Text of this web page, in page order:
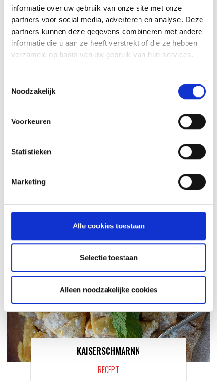
informatie over uw gebruik van onze site met onze
partners voor social media, adverteren en analyse. Deze
partners kunnen deze gegevens combineren met andere
informatie die u aan ze heeft verstrekt of die ze hebben
verzameld op basis van uw gebruik van hun services.
Noodzakelijk
Voorkeuren
Statistieken
Marketing
Alle cookies toestaan
Selectie toestaan
Alleen noodzakelijke cookies
snijprestaties
Handvat:Ergonomisch Handvat van luxe pakkahout
Slijpwijze:Japanse Slijpwijze in een hoek van 12-14 graden voor
precisie snijden
Harding:Gehard met Vloeibare Stikstof voor extra duurzaamheid
en scherpte
Certificering:
INSPIRATIE
VAN ONZE GRILL MASTERS
MEER INFORMATIE
KAISERSCHMARNN
RECEPT